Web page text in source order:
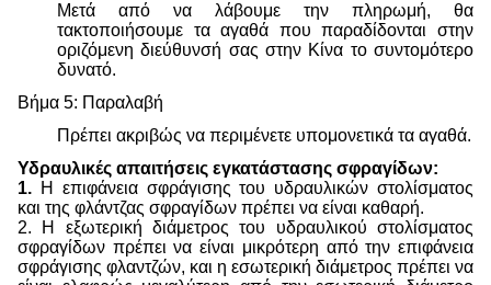
Μετά από να λάβουμε την πληρωμή, θα
τακτοποιήσουμε τα αγαθά που παραδίδονται στην
οριζόμενη διεύθυνσή σας στην Κίνα το συντομότερο
δυνατό.
Βήμα 5: Παραλαβή
Πρέπει ακριβώς να περιμένετε υπομονετικά τα αγαθά.
Υδραυλικές απαιτήσεις εγκατάστασης σφραγίδων:
1. Η επιφάνεια σφράγισης του υδραυλικών στολίσματος
και της φλάντζας σφραγίδων πρέπει να είναι καθαρή.
2. Η εξωτερική διάμετρος του υδραυλικού στολίσματος
σφραγίδων πρέπει να είναι μικρότερη από την επιφάνεια
σφράγισης φλαντζών, και η εσωτερική διάμετρος πρέπει να